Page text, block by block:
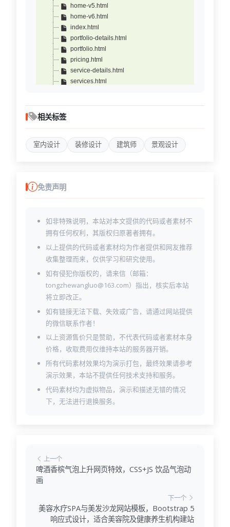
home-v5.html
home-v6.html
index.html
portfolio-details.html
portfolio.html
pricing.html
service-details.html
services.html
相关标签
室内设计 装修设计 建筑师 景观设计
免责声明
如非特殊说明，本站对本文提供的代码或者素材不
拥有任何权利，其版权归原著者拥有。
以上提供的代码或者素材均为作者提供和网友推荐
收集整理而来，仅供学习和研究使用。
如有侵犯你版权的，请来信（邮箱：
tongzhewangluo@163.com）指出，核实后本站
将立即改正。
如有链接无法下载、失效或广告，请通过网站提供
的微信联系作者！
以上资源售价只是赞助，不代表代码或者素材本身
价格，收取费用仅维持本站的服务器开销。
所有代码素材效果均为演示打包，最终效果请参考
演示效果，本站不提供任何技术支持和服务。
代码素材均为虚拟物品，演示和描述无错的情况
下，无法进行退换服务。
上一个
啤酒香槟气泡上升网页特效，CSS+JS 饮品气泡动
画
下一个
美容水疗SPA与美发沙龙网站模板，Bootstrap 5
响应式设计，适合美容院及健康养生机构建站